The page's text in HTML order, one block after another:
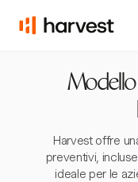
Modello
Harvest offre
preventivi,
ideale per le